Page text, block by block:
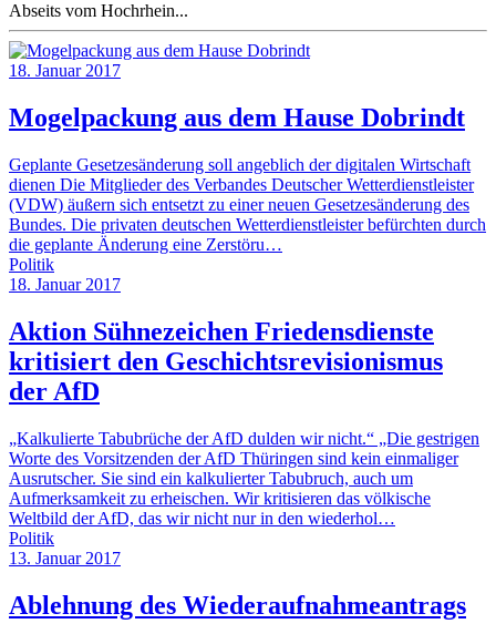
Abseits vom Hochrhein...
18. Januar 2017
Mogelpackung aus dem Hause Dobrindt
Geplante Gesetzesänderung soll angeblich der digitalen Wirtschaft
dienen Die Mitglieder des Verbandes Deutscher Wetterdienstleister
(VDW) äußern sich entsetzt zu einer neuen Gesetzesänderung des
Bundes. Die privaten deutschen Wetterdienstleister befürchten durch
die geplante Änderung eine Zerstöru…
Politik
18. Januar 2017
Aktion Sühnezeichen Friedensdienste
kritisiert den Geschichtsrevisionismus
der AfD
„Kalkulierte Tabubrüche der AfD dulden wir nicht.“ „Die gestrigen
Worte des Vorsitzenden der AfD Thüringen sind kein einmaliger
Ausrutscher. Sie sind ein kalkulierter Tabubruch, auch um
Aufmerksamkeit zu erheischen. Wir kritisieren das völkische
Weltbild der AfD, das wir nicht nur in den wiederhol…
Politik
13. Januar 2017
Ablehnung des Wiederaufnahmeantrags